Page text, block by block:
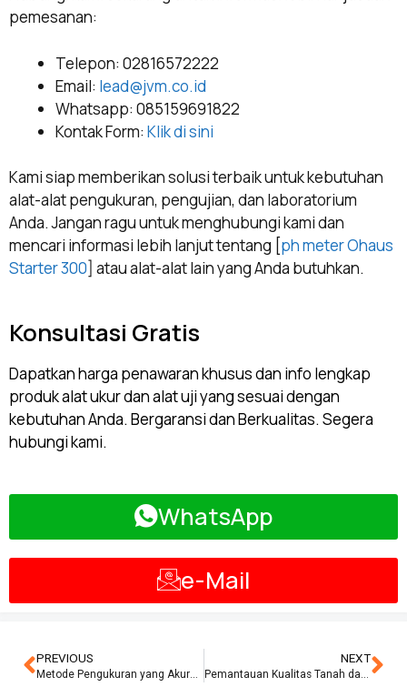
pemesanan:
Telepon: 02816572222
Email: lead@jvm.co.id
Whatsapp: 085159691822
Kontak Form: Klik di sini
Kami siap memberikan solusi terbaik untuk kebutuhan
alat-alat pengukuran, pengujian, dan laboratorium
Anda. Jangan ragu untuk menghubungi kami dan
mencari informasi lebih lanjut tentang [ph meter Ohaus
Starter 300] atau alat-alat lain yang Anda butuhkan.
Konsultasi Gratis
Dapatkan harga penawaran khusus dan info lengkap
produk alat ukur dan alat uji yang sesuai dengan
kebutuhan Anda. Bergaransi dan Berkualitas. Segera
hubungi kami.
WhatsApp
e-Mail
PREVIOUS
Metode Pengukuran yang Akurat untuk Menilai Potensi Hutan
NEXT
Pemantauan Kualitas Tanah dalam Industri Kehutanan: Mengelola Dampak Eksploitasi Hutan